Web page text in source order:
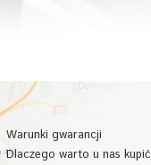
Warunki gwarancji
Dlaczego warto u nas kupić